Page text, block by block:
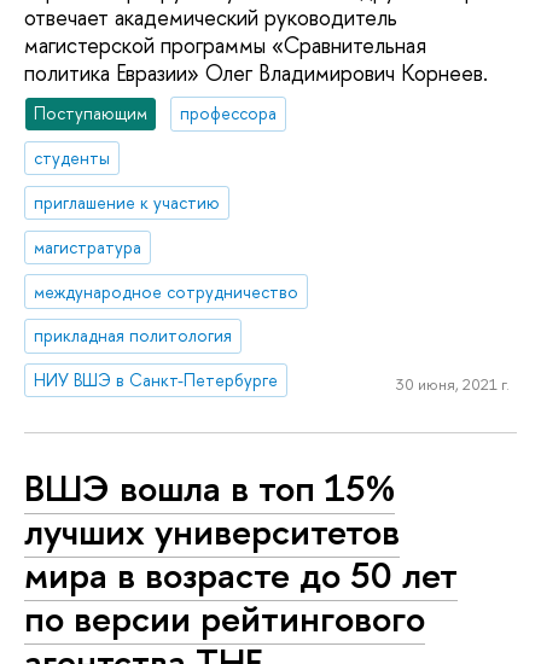
отвечает академический руководитель
магистерской программы «Сравнительная
политика Евразии» Олег Владимирович Корнеев.
Поступающим
профессора
студенты
приглашение к участию
магистратура
международное сотрудничество
прикладная политология
НИУ ВШЭ в Санкт-Петербурге
30 июня, 2021 г.
ВШЭ вошла в топ 15%
лучших университетов
мира в возрасте до 50 лет
по версии рейтингового